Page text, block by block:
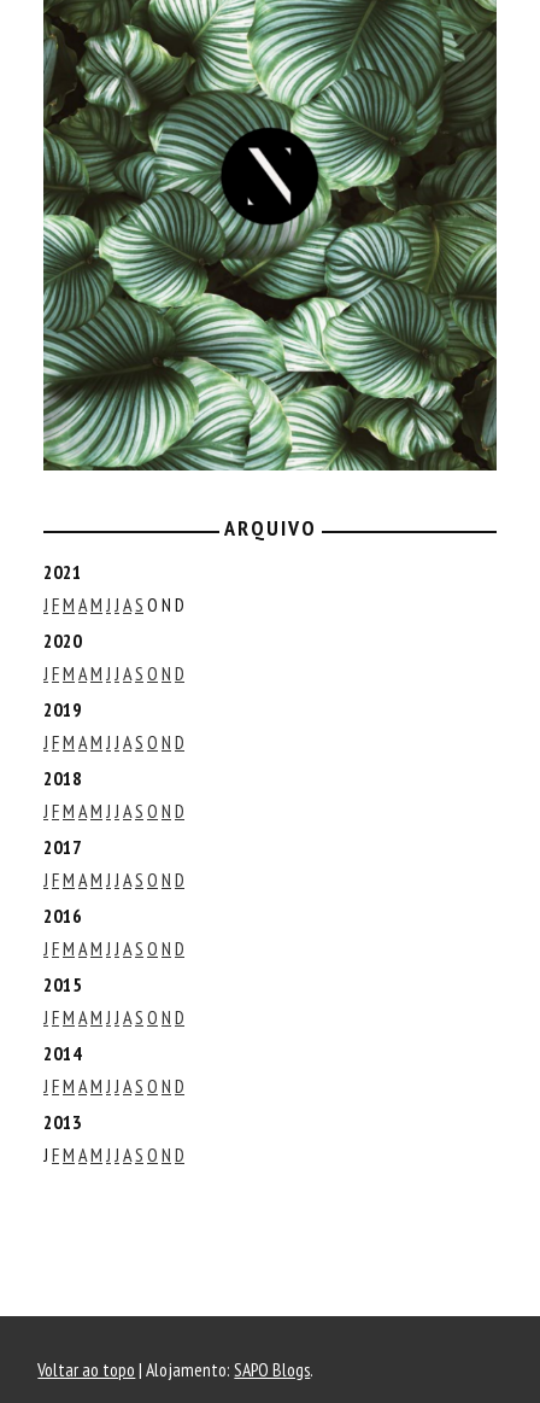
ARQUIVO
2021
J FM AM J J AS O N D
2020
J FM AM J J AS O N D
2019
J FM AM J J AS O N D
2018
J FM AM J J AS O N D
2017
J FM AM J J AS O N D
2016
J FM AM J J AS O N D
2015
J FM AM J J AS O N D
2014
J FM AM J J AS O N D
2013
J FM AM J J AS O N D
Voltar ao topo | Alojamento:SAPO Blogs.